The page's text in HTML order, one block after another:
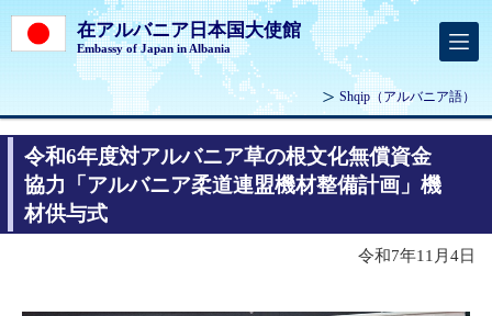
在アルバニア日本国大使館
Embassy of Japan in Albania
Shqip（アルバニア語）
令和6年度対アルバニア草の根文化無償資金
協力「アルバニア柔道連盟機材整備計画」機
材供与式
令和7年11月4日